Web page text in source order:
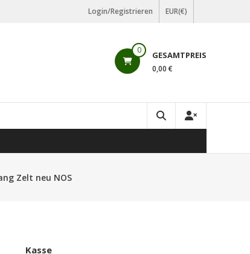
Login/Registrieren EUR(€)
0 GESAMTPREIS
0,00 €
Zelt neu NOS
Kasse